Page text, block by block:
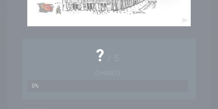
? / 5
note(s)
0%